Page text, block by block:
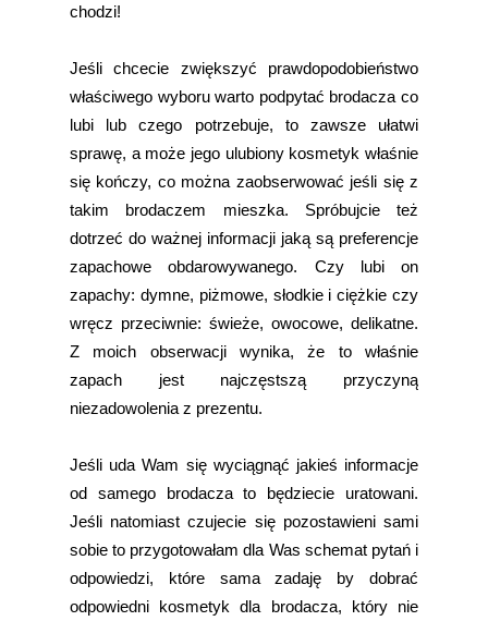
chodzi!
Jeśli chcecie zwiększyć prawdopodobieństwo
właściwego wyboru warto podpytać brodacza co
lubi lub czego potrzebuje, to zawsze ułatwi
sprawę, a może jego ulubiony kosmetyk właśnie
się kończy, co można zaobserwować jeśli się z
takim brodaczem mieszka. Spróbujcie też
dotrzeć do ważnej informacji jaką są preferencje
zapachowe obdarowywanego. Czy lubi on
zapachy: dymne, piżmowe, słodkie i ciężkie czy
wręcz przeciwnie: świeże, owocowe, delikatne.
Z moich obserwacji wynika, że to właśnie
zapach jest najczęstszą przyczyną
niezadowolenia z prezentu.
Jeśli uda Wam się wyciągnąć jakieś informacje
od samego brodacza to będziecie uratowani.
Jeśli natomiast czujecie się pozostawieni sami
sobie to przygotowałam dla Was schemat pytań i
odpowiedzi, które sama zadaję by dobrać
odpowiedni kosmetyk dla brodacza, który nie